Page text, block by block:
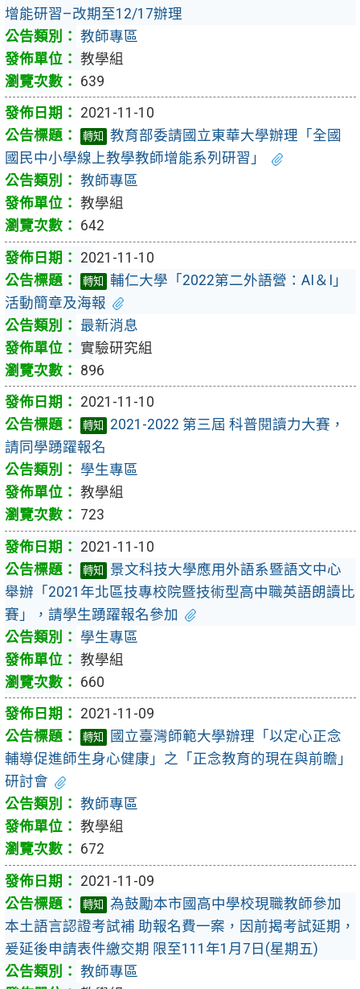
增能研習–改期至12/17辦理
教師專區
教學組
639
2021-11-10
轉知
教育部委請國立東華大學辦理「全國
國民中小學線上教學教師增能系列研習」
教師專區
教學組
642
2021-11-10
轉知
輔仁大學「2022第二外語營：AI＆I」
活動簡章及海報
最新消息
實驗研究組
896
2021-11-10
轉知
2021-2022 第三屆 科普閱讀力大賽，
請同學踴躍報名
學生專區
教學組
723
2021-11-10
轉知
景文科技大學應用外語系暨語文中心
舉辦「2021年北區技專校院暨技術型高中職英語朗讀比
賽」，請學生踴躍報名參加
學生專區
教學組
660
2021-11-09
轉知
國立臺灣師範大學辦理「以定心正念
輔導促進師生身心健康」之「正念教育的現在與前瞻」
研討會
教師專區
教學組
672
2021-11-09
轉知
為鼓勵本市國高中學校現職教師參加
本土語言認證考試補 助報名費一案，因前揭考試延期，
爰延後申請表件繳交期 限至111年1月7日(星期五)
教師專區